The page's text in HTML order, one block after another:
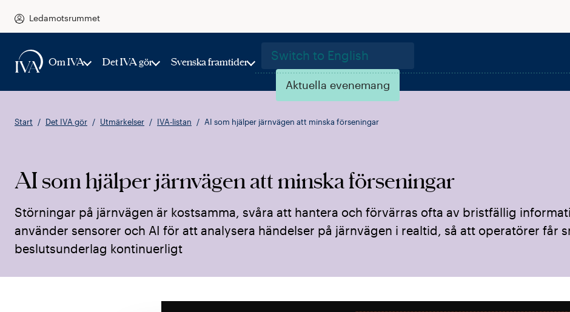
Ledamotsrummet
Om IVA Det IVA gör Svenska framtider Switch to English
Aktuella evenemang
Start Det IVA gör Utmärkelser IVA-listan AI som hjälper järnvägen att minska förseningar
AI som hjälper järnvägen att minska förseningar
Störningar på järnvägen är kostsamma, svåra att hantera och förvärras ofta av bristfällig
använder sensorer och AI för att analysera händelser på järnvägen i realtid, så att operatörer får
beslutsunderlag kontinuerligt